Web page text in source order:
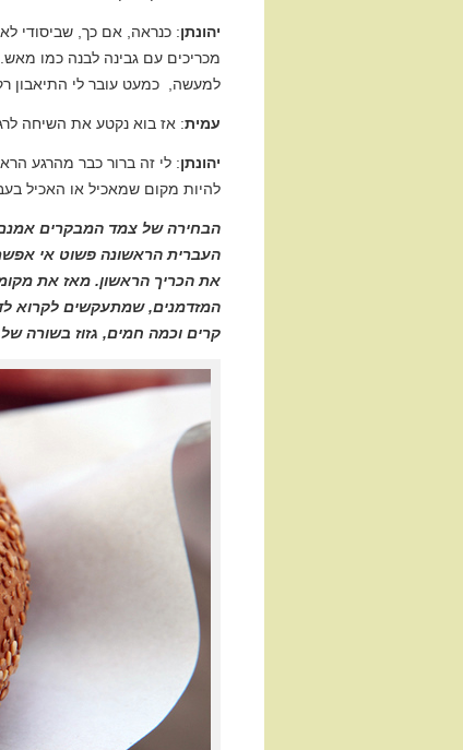
יהונתן: כנראה, אם כך, שביסודי לא
מכריכים עם גבינה לבנה כמו
למעשה, כמעט עובר לי התיאבון
עמית: אז בוא נקטע את השיחה
יהונתן: לי זה ברור כבר מהרגע
להיות מקום שמאכיל או האכיל
הבחירה של צמד המבקרים אמנם
את הכריך הראשון. מאז את
המזדמנים, שמתעקשים לקרוא
קרים וכמה חמים, גזוז בשורה